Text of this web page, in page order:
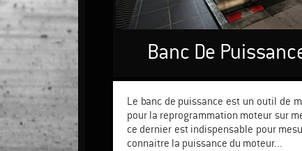
Banc De
Le banc de puissance est un outil de
pour la reprogrammation moteur sur
ce dernier est indispensable pour
connaitre la puissance du moteur...